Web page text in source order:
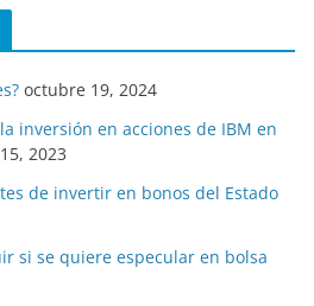
octubre 19, 2024
inversión en acciones de IBM en
2023
de invertir en bonos del Estado
si se quiere especular en bolsa